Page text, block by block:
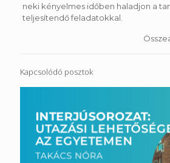
neki kényelmes időben haladjon a
teljesítendő feladatokkal.
Kapcsolódó posztok